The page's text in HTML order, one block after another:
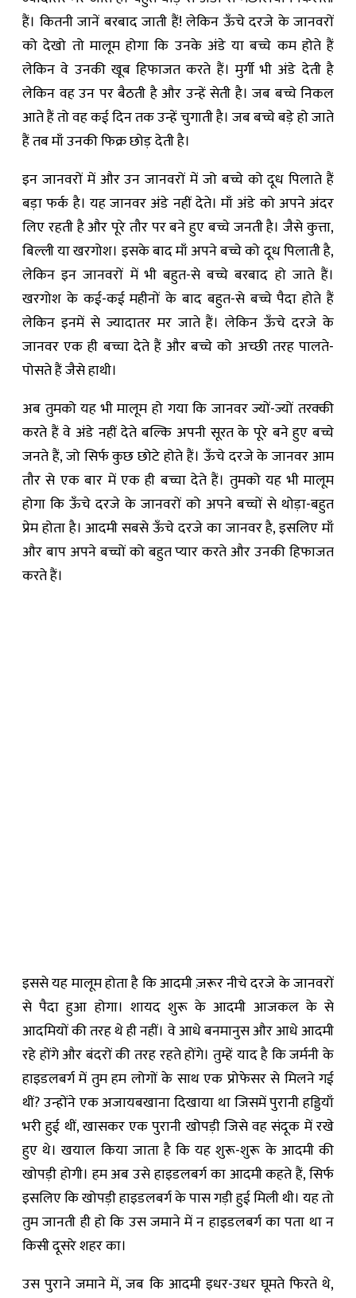
हैं। कितनी जानें बरबाद जाती हैं! लेकिन ऊँचे दरजे के जानवरों
को देखो तो मालूम होगा कि उनके अंडे या बच्चे कम होते हैं
लेकिन वे उनकी खूब हिफाजत करते हैं। मुर्गी भी अंडे देती है
लेकिन वह उन पर बैठती है और उन्हें सेती है। जब बच्चे निकल
आते हैं तो वह कई दिन तक उन्हें चुगाती है। जब बच्चे बड़े हो जाते
हैं तब माँ उनकी फिक्र छोड़ देती है।
इन जानवरों में और उन जानवरों में जो बच्चे को दूध पिलाते हैं
बड़ा फर्क है। यह जानवर अंडे नहीं देते। माँ अंडे को अपने अंदर
लिए रहती है और पूरे तौर पर बने हुए बच्चे जनती है। जैसे कुत्ता,
बिल्ली या खरगोश। इसके बाद माँ अपने बच्चे को दूध पिलाती है,
लेकिन इन जानवरों में भी बहुत-से बच्चे बरबाद हो जाते हैं।
खरगोश के कई-कई महीनों के बाद बहुत-से बच्चे पैदा होते हैं
लेकिन इनमें से ज्यादातर मर जाते हैं। लेकिन ऊँचे दरजे के
जानवर एक ही बच्चा देते हैं और बच्चे को अच्छी तरह पालते-
पोसते हैं जैसे हाथी।
अब तुमको यह भी मालूम हो गया कि जानवर ज्यों-ज्यों तरक्‍की
करते हैं वे अंडे नहीं देते बल्कि अपनी सूरत के पूरे बने हुए बच्चे
जनते हैं, जो सिर्फ कुछ छोटे होते हैं। ऊँचे दरजे के जानवर आम
तौर से एक बार में एक ही बच्चा देते हैं। तुमको यह भी मालूम
होगा कि ऊँचे दरजे के जानवरों को अपने बच्चों से थोड़ा-बहुत
प्रेम होता है। आदमी सबसे ऊँचे दरजे का जानवर है, इसलिए माँ
और बाप अपने बच्चों को बहुत प्यार करते और उनकी हिफाजत
करते हैं।
इससे यह मालूम होता है कि आदमी ज़रूर नीचे दरजे के जानवरों
से पैदा हुआ होगा। शायद शुरू के आदमी आजकल के से
आदमियों की तरह थे ही नहीं। वे आधे बनमानुस और आधे आदमी
रहे होंगे और बंदरों की तरह रहते होंगे। तुम्हें याद है कि जर्मनी के
हाइडलबर्ग में तुम हम लोगों के साथ एक प्रोफेसर से मिलने गई
थीं? उन्होंने एक अजायबखाना दिखाया था जिसमें पुरानी हड्डियाँ
भरी हुई थीं, खासकर एक पुरानी खोपड़ी जिसे वह संदूक में रखे
हुए थे। खयाल किया जाता है कि यह शुरू-शुरू के आदमी की
खोपड़ी होगी। हम अब उसे हाइडलबर्ग का आदमी कहते हैं, सिर्फ
इसलिए कि खोपड़ी हाइडलबर्ग के पास गड़ी हुई मिली थी। यह तो
तुम जानती ही हो कि उस जमाने में न हाइडलबर्ग का पता था न
किसी दूसरे शहर का।
उस पुराने जमाने में, जब कि आदमी इधर-उधर घूमते फिरते थे,